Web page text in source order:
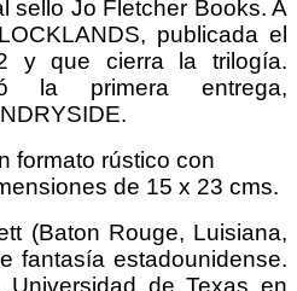
sello Jo Fletcher Books. A
publicada el
y que cierra la trilogía.
la primera entrega,
formato rústico con
de 15 x 23 cms.
(Baton Rouge, Luisiana,
fantasía estadounidense​.
de Texas en